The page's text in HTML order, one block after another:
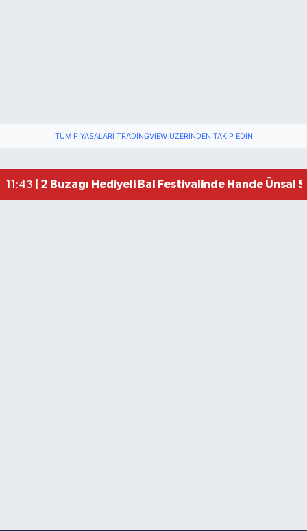
TÜM PIYASALARI TRADINGVIEW ÜZERINDEN TAKIP EDIN
11:43 | 2 Buzağı Hediyeli Bal Festivalinde Hande Ünsal